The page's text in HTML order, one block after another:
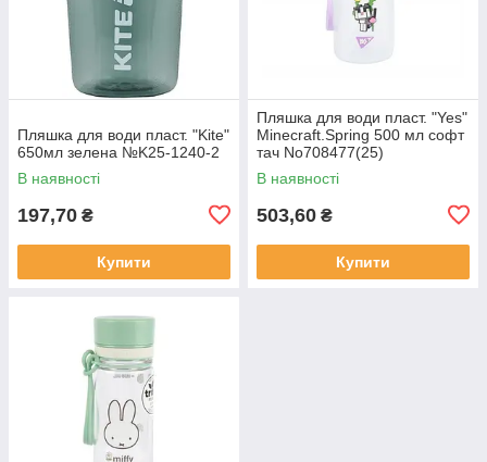
Пляшка для води пласт. "Kite"
650мл зелена №K25-1240-2
В наявності
197,70 ₴
Купити
Пляшка для води пласт. "Yes"
Minecraft.Spring 500 мл софт
тач No708477(25)
В наявності
503,60 ₴
Купити